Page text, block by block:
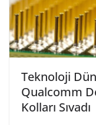
Teknoloji
Qualcomm
Kolları Sıvadı